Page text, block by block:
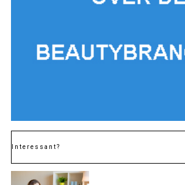
Interessant?